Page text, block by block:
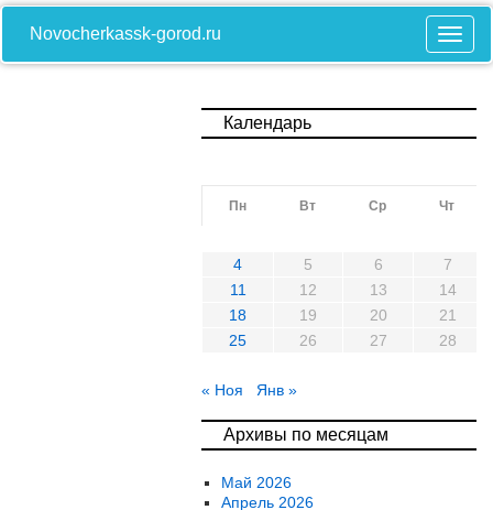
Novocherkassk-gorod.ru
Календарь
Пн Вт Ср Чт
4 5 6
7
11
12 13
14
18
19 20
21
25
26 27 28
« Ноя Янв »
Архивы по месяцам
Май 2026
Апрель 2026